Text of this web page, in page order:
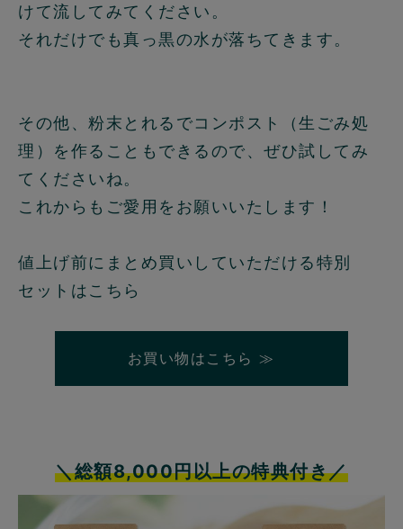
けて流してみてください。
それだけでも真っ黒の水が落ちてきます。
その他、粉末とれるでコンポスト（生ごみ処
理）を作ることもできるので、ぜひ試してみ
てくださいね。
これからもご愛用をお願いいたします！
値上げ前にまとめ買いしていただける特別
セットはこちら
お買い物はこちら ≫
＼総額8,000円以上の特典付き／